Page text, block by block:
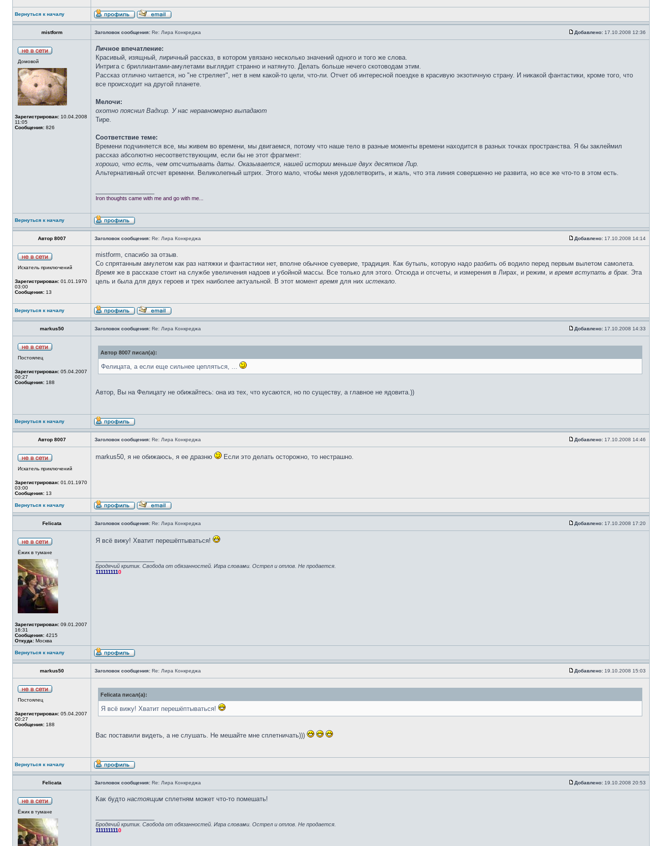
Вернуться к началу
mistform Заголовок сообщения: Re: Лира Конкреджа Добавлено: 17.10.2008 12:36
Домовой
Зарегистрирован: 10.04.2008
11:05
Сообщения: 826
Личное впечатление:
Красивый, изящный, лиричный рассказ, в котором увязано несколько значений одного и того же слова.
Интрига с бриллиантами-амулетами выглядит странно и натянуто. Делать больше нечего скотоводам этим.
Рассказ отлично читается, но "не стреляет", нет в нем какой-то цели, что-ли. Отчет об интересной поездке в красивую экзотичную страну. И никакой фантастики, кроме того, что
все происходит на другой планете.
Мелочи:
охотно пояснил Вадхир. У нас неравномерно выпадают
Тире.
Соответствие теме:
Времени подчиняется все, мы живем во времени, мы двигаемся, потому что наше тело в разные моменты времени находится в разных точках пространства. Я бы заклеймил
рассказ абсолютно несоответствующим, если бы не этот фрагмент:
хорошо, что есть, чем отсчитывать даты. Оказывается, нашей истории меньше двух десятков Лир.
Альтернативный отсчет времени. Великолепный штрих. Этого мало, чтобы меня удовлетворить, и жаль, что эта линия совершенно не развита, но все же что-то в этом есть.
Iron thoughts came with me and go with me...
Вернуться к началу
Автор 8007 Заголовок сообщения: Re: Лира Конкреджа Добавлено: 17.10.2008 14:14
Искатель приключений
Зарегистрирован: 01.01.1970
03:00
Сообщения: 13
mistform, спасибо за отзыв.
Со спрятанным амулетом как раз натяжки и фантастики нет, вполне обычное суеверие, традиция. Как бутыль, которую надо разбить об водило перед первым вылетом самолета.
Время же в рассказе стоит на службе увеличения надоев и убойной массы. Все только для этого. Отсюда и отсчеты, и измерения в Лирах, и режим, и время вступать в брак. Эта
цель и была для двух героев и трех наиболее актуальной. В этот момент время для них истекало.
Вернуться к началу
markus50 Заголовок сообщения: Re: Лира Конкреджа Добавлено: 17.10.2008 14:33
Постоялец
Зарегистрирован: 05.04.2007
00:27
Сообщения: 188
Автор 8007 писал(а):
Фелицата, а если еще сильнее цепляться, ...
Автор, Вы на Фелицату не обижайтесь: она из тех, что кусаются, но по существу, а главное не ядовита.))
Вернуться к началу
Автор 8007 Заголовок сообщения: Re: Лира Конкреджа Добавлено: 17.10.2008 14:46
Искатель приключений
Зарегистрирован: 01.01.1970
03:00
Сообщения: 13
markus50, я не обижаюсь, я ее дразню Если это делать осторожно, то нестрашно.
Вернуться к началу
Felicata Заголовок сообщения: Re: Лира Конкреджа Добавлено: 17.10.2008 17:20
Ёжик в тумане
Зарегистрирован: 09.01.2007
16:31
Сообщения: 4215
Откуда: Москва
Я всё вижу! Хватит перешёптываться!
Бродячий критик. Свобода от обязанностей. Игра словами. Острел и отлов. Не продается.
1111111110
Вернуться к началу
markus50 Заголовок сообщения: Re: Лира Конкреджа Добавлено: 19.10.2008 15:03
Постоялец
Зарегистрирован: 05.04.2007
00:27
Сообщения: 188
Felicata писал(а):
Я всё вижу! Хватит перешёптываться!
Вас поставили видеть, а не слушать. Не мешайте мне сплетничать)))
Вернуться к началу
Felicata Заголовок сообщения: Re: Лира Конкреджа Добавлено: 19.10.2008 20:53
Ёжик в тумане
Как будто настоящим сплетням может что-то помешать!
Бродячий критик. Свобода от обязанностей. Игра словами. Острел и отлов. Не продается.
1111111110